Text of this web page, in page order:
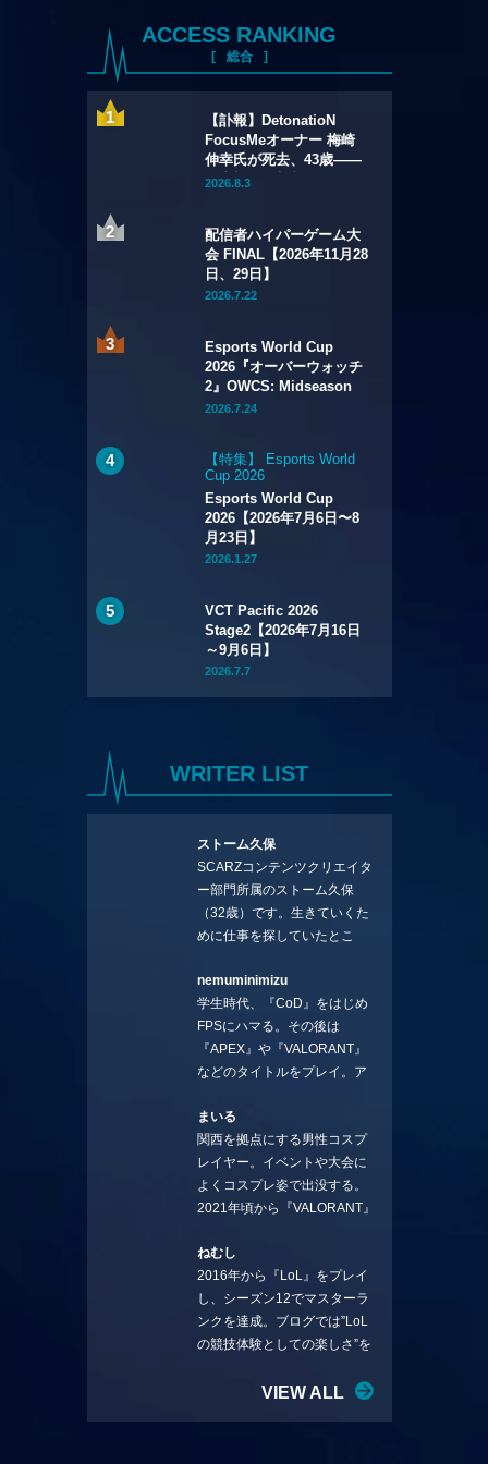
ACCESS RANKING
総合
【訃報】DetonatioN
FocusMeオーナー 梅崎
伸幸氏が死去、43歳——
国内初の給与制eスポーツ
2026.8.3
配信者ハイパーゲーム大
会 FINAL【2026年11月28
日、29日】
2026.7.22
Esports World Cup
2026『オーバーウォッチ
2』OWCS: Midseason
Championship【2026年
2026.7.24
【特集】 Esports World
Cup 2026
Esports World Cup
2026【2026年7月6日〜8
月23日】
2026.1.27
VCT Pacific 2026
Stage2【2026年7月16日
～9月6日】
2026.7.7
WRITER LIST
ストーム久保
SCARZコンテンツクリエイタ
ー部門所属のストーム久保
（32歳）です。生きていくた
めに仕事を探していたとこ
コラムを連載させてもらえる
ことになりました。言いたい
ことを言っていきます。X：
https://x.com/stormKUBO
YouTube：
rmKUBO
nemuminimizu
学生時代、『CoD』をはじめ
FPSにハマる。その後は
『APEX』や『VALORANT』
などのタイトルをプレイ。ア
BGMなどを手掛ける作曲家と
フリーランスのライターの二
足の草鞋を履いて幅広く活動
中。無類のラーメン好き！
Twitter:@ongakucas
まいる
関西を拠点にする男性コスプ
レイヤー。イベントや大会に
よくコスプレ姿で出没する。
2021年頃から『VALORANT』
続ける。現在の推しチームは
「CREST GAMING」。X：
@mlunias（Photo by
Subaru.F.）
ねむし
2016年から『LoL』をプレイ
し、シーズン12でマスターラ
ンクを達成。ブログでは”LoL
の競技体験としての楽しさ”を
リーを愛し、元ADCメイン
VIEW ALL